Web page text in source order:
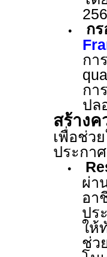
• ก
กา
กา
ปล
สร้าง
เพื่อช่ว
ประกา
•
ผ่า
อา
ปร
ให้
ช่ว